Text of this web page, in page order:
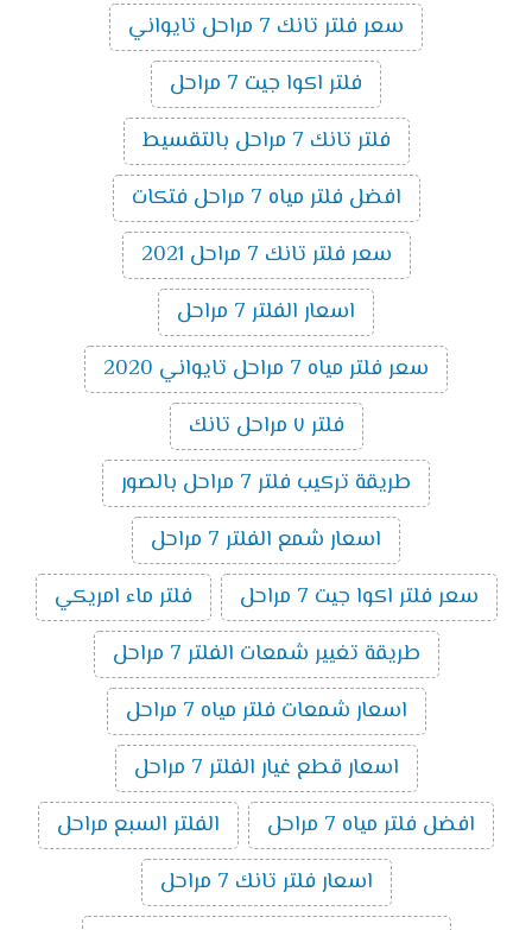
سعر فلتر تانك 7 مراحل تايواني
فلتر اكوا جيت 7 مراحل
فلتر تانك 7 مراحل بالتقسيط
افضل فلتر مياه 7 مراحل فتكات
سعر فلتر تانك 7 مراحل 2021
اسعار الفلتر 7 مراحل
سعر فلتر مياه 7 مراحل تايواني 2020
فلتر ٧ مراحل تانك
طريقة تركيب فلتر 7 مراحل بالصور
اسعار شمع الفلتر 7 مراحل
سعر فلتر اكوا جيت 7 مراحل
فلتر ماء امريكي
طريقة تغيير شمعات الفلتر 7 مراحل
اسعار شمعات فلتر مياه 7 مراحل
اسعار قطع غيار الفلتر 7 مراحل
افضل فلتر مياه 7 مراحل
الفلتر السبع مراحل
اسعار فلتر تانك 7 مراحل